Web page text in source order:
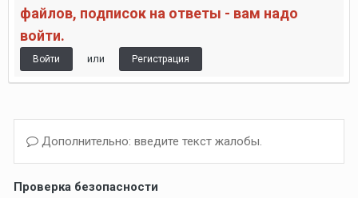
файлов, подписок на ответы - вам надо
войти.
Войти или Регистрация
Дополнительно: введите текст жалобы.
Проверка безопасности